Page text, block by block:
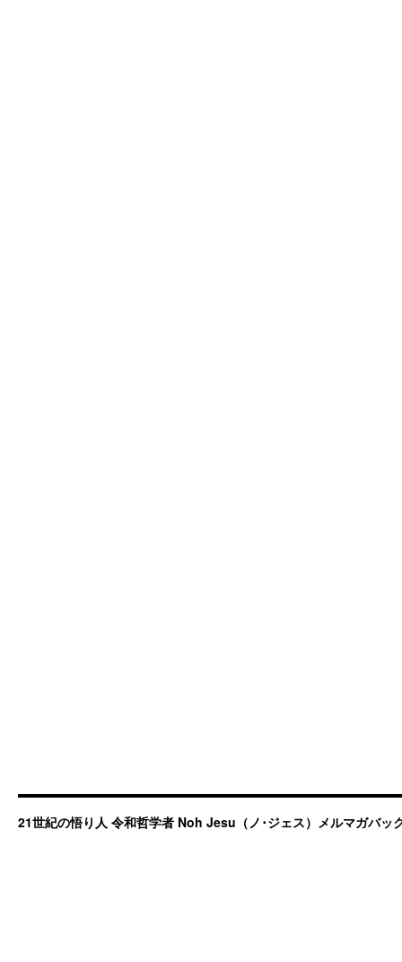
21世紀の悟り人 令和哲学者 Noh Jesu（ノ･ジェス）メルマガバッ